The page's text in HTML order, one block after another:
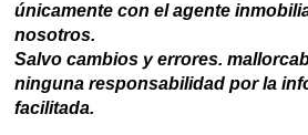
únicamente con el agente
nosotros.
Salvo cambios y errores.
ninguna responsabilidad por la
facilitada.